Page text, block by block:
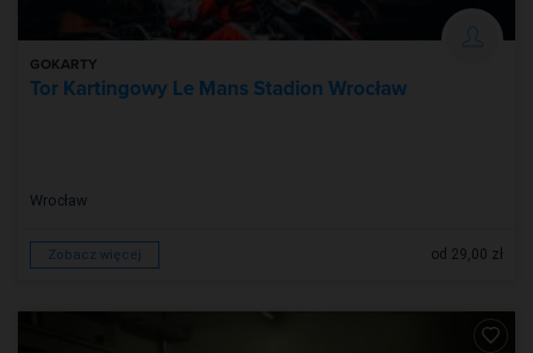
GOKARTY
Tor Kartingowy Le Mans Stadion Wrocław
Wrocław
Zobacz więcej od 29,00 zł